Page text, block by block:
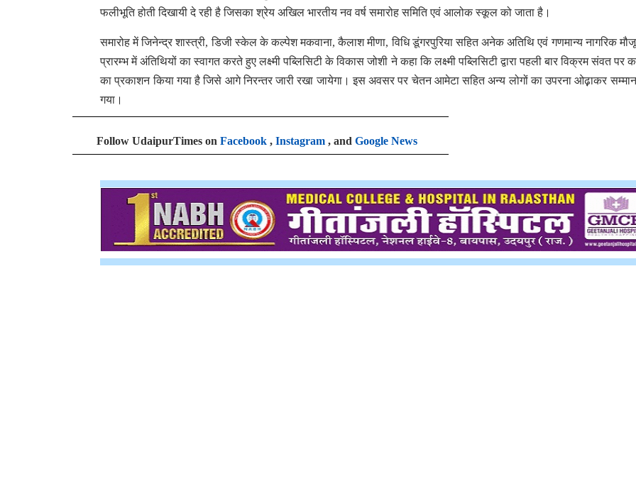
फलीभूति होती दिखायी दे रही है जिसका श्रेय अखिल भारतीय नव वर्ष समारोह समिति एवं आलोक स्कूल को जाता है।
समारोह में जिनेन्द्र शास्त्री, डिजी स्केल के कल्पेश मकवाना, कैलाश मीणा, विधि डूंगरपुरिया सहित अनेक अतिथि एवं गणमान्य नागरिक
प्रारम्भ में अंतिथियों का स्वागत करते हुए लक्ष्मी पब्लिसिटी के विकास जोशी ने कहा कि लक्ष्मी पब्लिसिटी द्वारा पहली बार विक्रम संवत पर
का प्रकाशन किया गया है जिसे आगे निरन्तर जारी रखा जायेगा। इस अवसर पर चेतन आमेटा सहित अन्य लोगों का उपरना ओढ़़ाकर
गया।
Follow UdaipurTimes on Facebook , Instagram , and Google News